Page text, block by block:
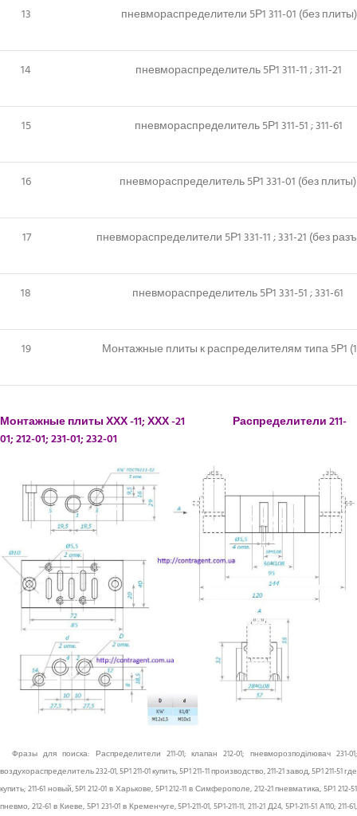
13 пневмораспределители 5Р1 311-01 (без плиты)
14 пневмораспределитель 5Р1 311-11 ; 311-21
15 пневмораспределитель 5Р1 311-51 ; 311-61
16 пневмораспределитель 5Р1 331-01 (без
17 пневмораспределители 5Р1 331-11 ; 331-21 (без
18 пневмораспределитель 5Р1 331-51 ; 331-61
19 Монтажные плиты к распределителям типа 5Р1
Монтажные плиты ХХХ -11; ХХХ -21 Распределители 211-
01; 212-01; 231-01; 232-01
Фразы для поиска: Распределители 211-01; клапан 212-01; пневморозподілювач 231-01;
воздухораспределитель 232-01, 5Р1 211-01 купить, 5Р1 211-11 производство, 211-21 завод, 5Р1 211-51 где
купить; 211-61 новый, 5P1 212-01 в Харькове, 5Р1 212-11 в Симферополе, 212-21 пневматика, 5Р1 212-51
пневмо, 212-61 в Киеве, 5Р1 231-01 в Кременчуге, 5Р1-211-01, 5Р1-211-11, 211-21 Д24, 5Р1-211-51 А110; 211-61,